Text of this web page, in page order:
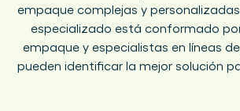
empaque complejas y
especializado está conformado
empaque y especialistas en líneas
pueden identificar la mejor solución